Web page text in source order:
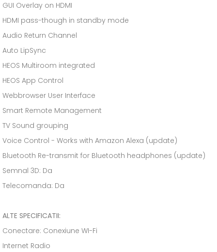
GUI Overlay on HDMI
HDMI pass-though in standby mode
Audio Return Channel
Auto LipSync
HEOS Multiroom integrated
HEOS App Control
Webbrowser User Interface
Smart Remote Management
TV Sound grouping
Voice Control - Works with Amazon Alexa (update)
Bluetooth Re-transmit for Bluetooth headphones (update)
Semnal 3D: Da
Telecomanda: Da
ALTE SPECIFICATII:
Conectare: Conexiune WI-Fi
Internet Radio